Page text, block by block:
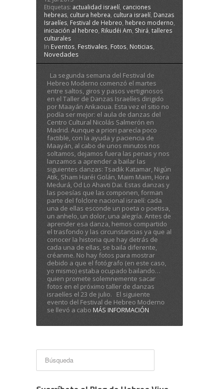
Etiquetas: actualidad israelí, canciones
hebreas, cultura hebrea, cultura israelí, Danzas
Israelíes, Festival de Hebreo, hebreo moderno,
iniciación al hebreo, Rikudéi Am, Shirá, talleres
culturales
In Eventos,Festivales,Fotos,Noticias,
Novedades
La segunda semana del Festival de
Hebreo Moderno comenzó el martes
entre saltos, giros y pasos vertiginosos
en el Taller de Danzas Israelíes dirigido
por Maayán Ankaoua. Esta vez el sitio no
podía ser mejor: el aula de danzas del
Centro Cultural Nicolás Salmerón en
Madrid. Aunque a priori parecía poco
factible, con la ayuda y paciencia de
Maayán, al cabo de unos minutos nos
soltamos, dejamos fuera las penas y nos
lanzamos a aprender a bailar las
siguientes danzas: Tsadik Katamar, Nigún
Atik, Sham Haréi Golán, Maim Maim, Hora
Medurá, Od Lo Ahavti Dai. Estas danzas y
las poesías que las componen, forman
parte del folclore nacional israelí: cada
una de ellas esconde un poeta o poetisa,
un anhelo, un dolor, una alegría. Antes de
aprender esa danza, hemos compartido
el trasfondo y las circunstancias ya que al
conocer la historia que hay detrás de
cada una de ellas, se baila diferente,
créanme. No hay fotos para mostrar
debido a que el fotógrafo (en este caso,
yo mismo) estaba ocupado bailando…
quien promete solemnemente sacar
fotos en el próximo taller de danzas
israelíes el 23 de julio. El siguiente
evento del Festival de Hebreo Moderno
se llevó a cabo MÁS INFORMACIÓN